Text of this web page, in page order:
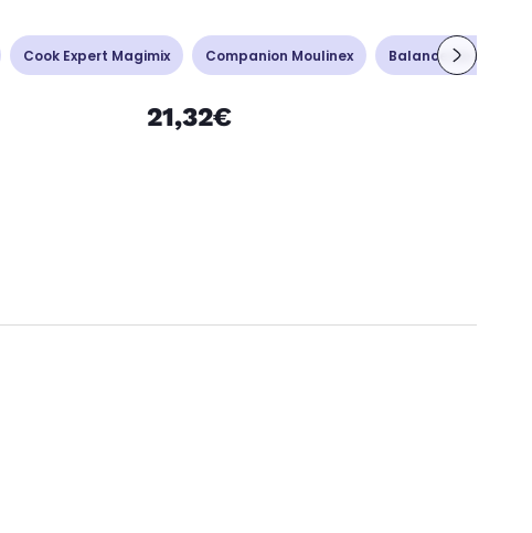
Cook Expert Magimix Companion Moulinex Balance de cuisine
21,32€